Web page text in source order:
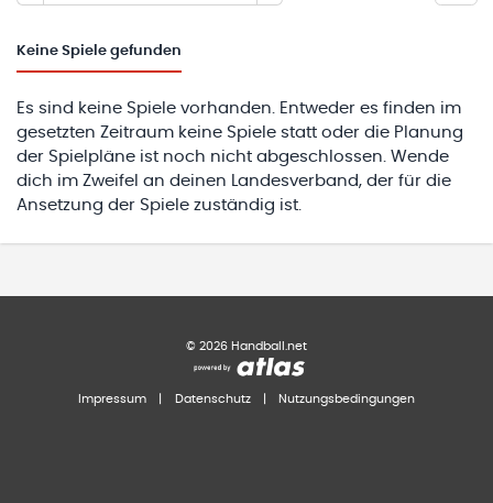
Keine Spiele gefunden
Es sind keine Spiele vorhanden. Entweder es finden im
gesetzten Zeitraum keine Spiele statt oder die Planung
der Spielpläne ist noch nicht abgeschlossen. Wende
dich im Zweifel an deinen Landesverband, der für die
Ansetzung der Spiele zuständig ist.
© 2026 Handball.net
Impressum Datenschutz Nutzungsbedingungen